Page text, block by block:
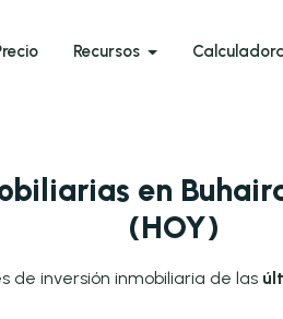
Recursos
en
(HOY)
de inversión inmobiliaria de las